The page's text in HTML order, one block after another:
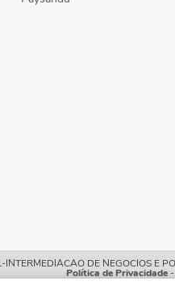
INTERMEDIACAO DE NEGOCIOS E
Política de Privacidade-